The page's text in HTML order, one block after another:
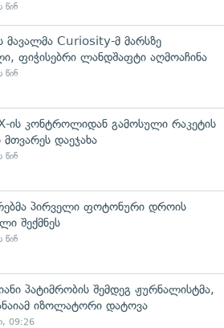
წინ
მავალმა Curiosity-მ მარსზე
ფიჭისებრი ლანდშაფტი აღმოაჩინა
წინ
ის კონტროლიდან გამოსული რაკეტის
დაეჯახა
წინ
პირველი ფოტონური დროის
შექმნეს
წინ
პატიმრობის შემდეგ ჟურნალისტმა,
იზოლატორი დატოვა
09:26